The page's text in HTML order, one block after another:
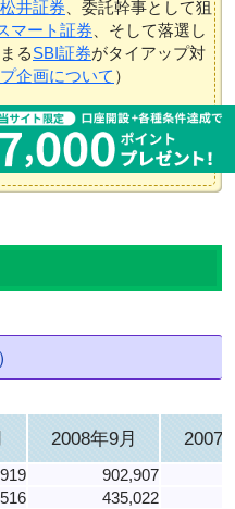
松井証券 、委託幹事として狙
マート証券 、そして落選し
るSBI証券がタイアップ対
企画について ）
2008年9月 2007
902,907
435,022